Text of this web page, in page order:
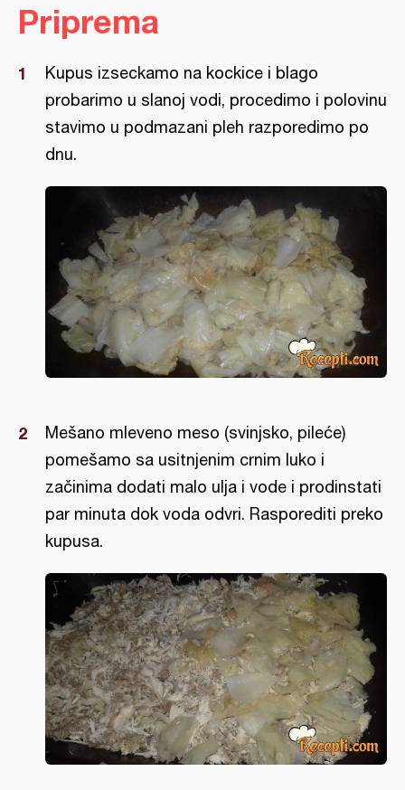
Priprema
Kupus izseckamo na kockice i blago
probarimo u slanoj vodi, procedimo i polovinu
stavimo u podmazani pleh razporedimo po
dnu.
Mešano mleveno meso (svinjsko, pileće)
pomešamo sa usitnjenim crnim luko i
začinima dodati malo ulja i vode i prodinstati
par minuta dok voda odvri. Rasporediti preko
kupusa.